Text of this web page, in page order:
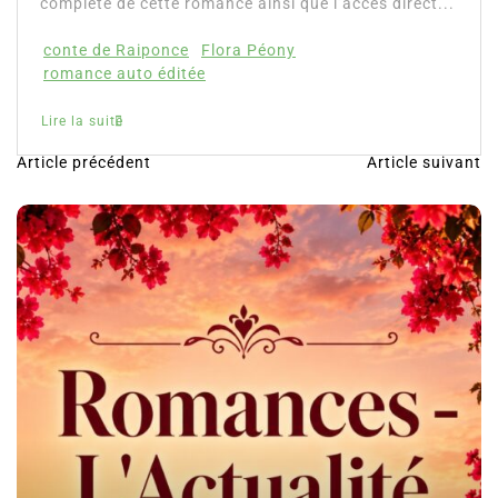
Raiponce
Flora Péony
auto éditée
N
a
v
i
g
a
t
Article précédent Article suivant